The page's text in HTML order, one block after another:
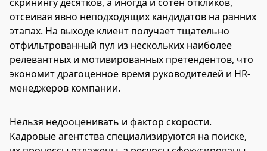
отсеивая явно неподходящих кандидатов на ранних
этапах. На выходе клиент получает тщательно
отфильтрованный пул из нескольких наиболее
релевантных и мотивированных претендентов, что
экономит драгоценное время руководителей и HR-
менеджеров компании.
Нельзя недооценивать и фактор скорости.
Кадровые агентства специализируются на поиске,